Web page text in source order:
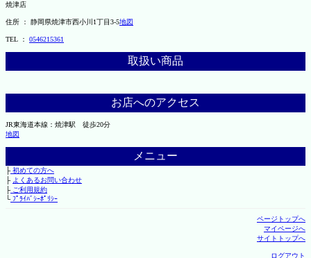
焼津店
住所 ： 静岡県焼津市西小川1丁目3-5地図
TEL ： 0546215361
取扱い商品
お店へのアクセス
JR東海道本線：焼津駅 徒歩20分
地図
メニュー
├初めての方へ
├ よくあるお問い合わせ
├ご利用規約
└ﾌﾟﾗｲﾊﾞｼｰﾎﾟﾘｼｰ
ページトップへ
マイページへ
サイトトップへ
ログアウト